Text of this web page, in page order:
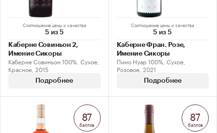
Соотношение цены и качества
5 из 5
Каберне Совиньон 2,
Имение Сикоры
Каберне Совиньон 100%, Сухое,
Красное, 2015
Подробнее
Соотношение цены и качества
5 из 5
Каберне Фран. Розе,
Имение Сикоры
Пино Нуар 100%, Сухое,
Розовое, 2021
Подробнее
87
баллов
87
баллов